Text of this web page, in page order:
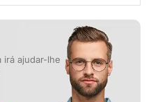
irá ajudar-lhe